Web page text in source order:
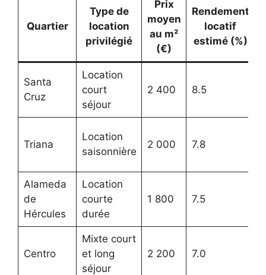
Quartier
Type de
location
privilégié
Prix
moyen
au m²
(€)
Rendement
locatif
estimé (%)
Santa
Cruz
Location
court
séjour
2 400 8.5
Triana
Location
saisonnière
2 000 7.8
Alameda
de
Hércules
Location
courte
durée
1 800 7.5
Centro
Mixte court
et long
séjour
2 200 7.0